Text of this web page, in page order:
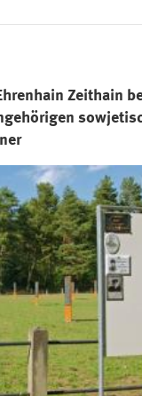
Zeithain